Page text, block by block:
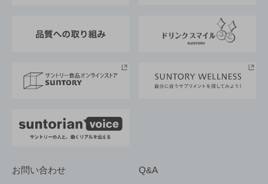
採用情報
お問い合わせ Q&A